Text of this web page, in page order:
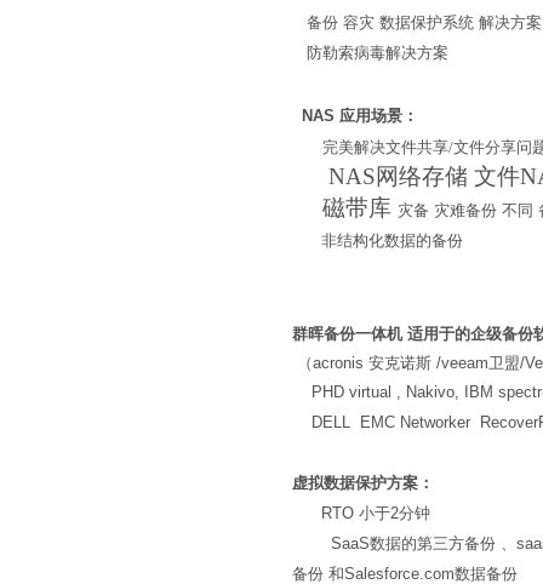
备份 容灾 数据保护系统 解决方案
防勒索病毒解决方案
NAS 应用场景：
完美解决文件共享/文件分享问
NAS网络存储 文件
磁带库 灾备 灾难备份 不
非结构化数据的备份
群晖备份一体机 适用于的企级备份
（acronis 安克诺斯 /veeam卫盟/
PHD virtual , Nakivo, IBM
DELL EMC Networker
虚拟数据保护方案：
RTO 小于2分钟
SaaS数据的第三方备份 、saas
备份 和Salesforce.com数据备份